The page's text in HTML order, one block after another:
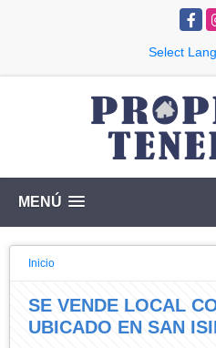
Select
MENÚ
Inicio
SE VENDE LOCAL
UBICADO EN SAN